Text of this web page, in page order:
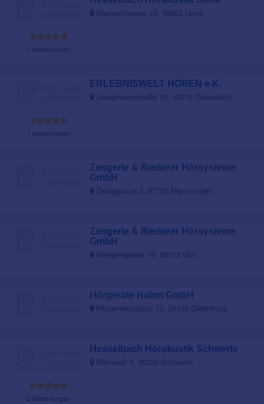
1 Bewertungen
Wasserstrasse 10, 59423 Unna
1 Bewertungen
ERLEBNISWELT HÖREN e.K.
Josephinenstraße 13, 40212 Düsseldorf
Zengerle & Riederer Hörsysteme
GmbH
Zwinggasse 3, 87700 Memmingen
Zengerle & Riederer Hörsysteme
GmbH
Wengengasse 19, 89073 Ulm
Hörgeräte Hahm GmbH
Klingenbergplatz 12, 26133 Oldenburg
2 Bewertungen
Hesselbach Hörakustik Schwerte
Westwall 9, 58239 Schwerte